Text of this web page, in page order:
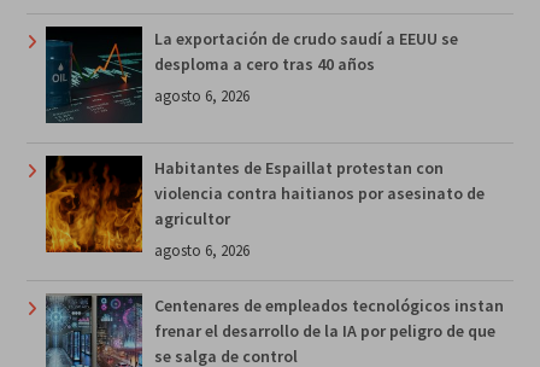
La exportación de crudo saudí a EEUU se
desploma a cero tras 40 años
agosto 6, 2026
Habitantes de Espaillat protestan con
violencia contra haitianos por asesinato de
agricultor
agosto 6, 2026
Centenares de empleados tecnológicos instan
frenar el desarrollo de la IA por peligro de que
se salga de control